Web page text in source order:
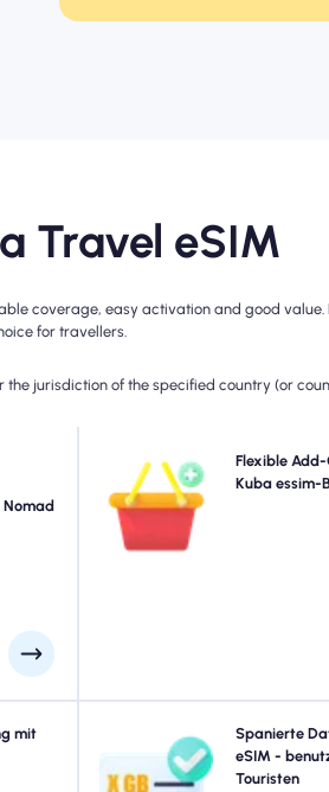
Travel eSIM
coverage, easy activation and good
for travellers.
jurisdiction of the specified country (or
und
Flexible
Kuba essim-
Benötigen Sie mehr Daten oder
Kaufen Sie einfach ein Add-On
weiterhin eine nahtlose
genießen. Wenn Ihr
Add-On automatisch, dass
mit
Kuba
5G -
Spanierte
eSIM -
Touristen
Reisen zu Kuba? Wählen Sie
Datenpaketen, die für jeden
mit nahtloser 4G/5G -